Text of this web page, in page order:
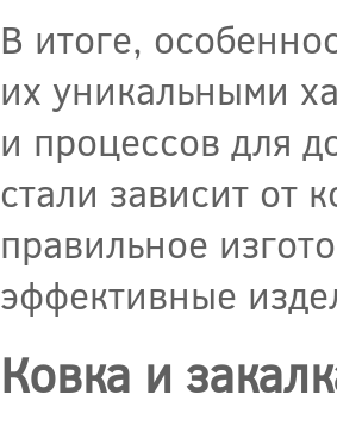
В итоге,
их уникальными
и процессов для
стали зависит от
правильное
эффективные
Ковка и